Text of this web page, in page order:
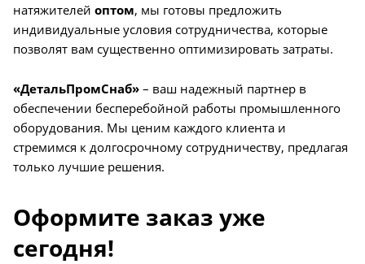
натяжителей оптом, мы готовы предложить
индивидуальные условия сотрудничества, которые
позволят вам существенно оптимизировать затраты.
«ДетальПромСнаб» – ваш надежный партнер в
обеспечении бесперебойной работы промышленного
оборудования. Мы ценим каждого клиента и
стремимся к долгосрочному сотрудничеству, предлагая
только лучшие решения.
Оформите заказ уже
сегодня!